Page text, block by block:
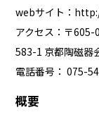
webサイト：
アクセス：〒
583-1 京都陶磁器
電話番号： 075-
概要